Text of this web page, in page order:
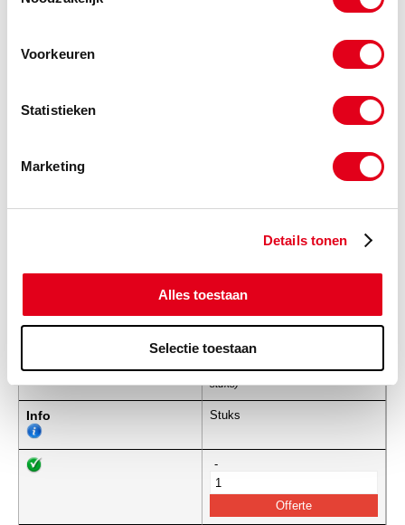
Voorkeuren
Statistieken
Marketing
Details tonen
Alles toestaan
Selectie toestaan
Info
(de verpakkingseenheid is 1
Info Stuks
DIN933
stuks)
Info Stuks
-